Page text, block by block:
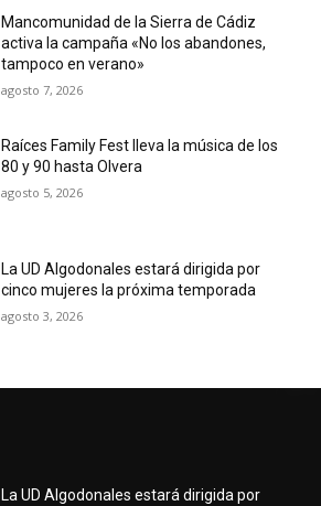
Mancomunidad de la Sierra de Cádiz
activa la campaña «No los abandones,
tampoco en verano»
agosto 7, 2026
Raíces Family Fest lleva la música de los
80 y 90 hasta Olvera
agosto 5, 2026
La UD Algodonales estará dirigida por
cinco mujeres la próxima temporada
agosto 3, 2026
La UD Algodonales estará dirigida por